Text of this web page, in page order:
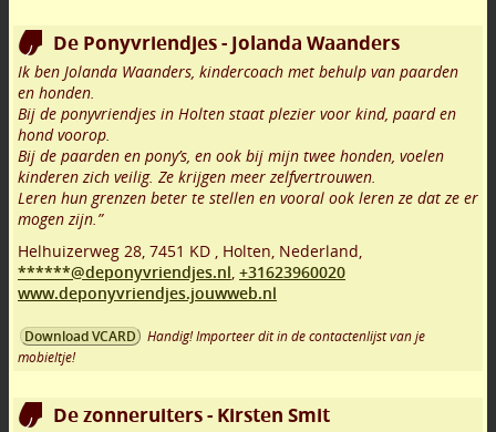
De Ponyvriendjes - Jolanda Waanders
Ik ben Jolanda Waanders, kindercoach met behulp van paarden
en honden.
Bij de ponyvriendjes in Holten staat plezier voor kind, paard en
hond voorop.
Bij de paarden en pony’s, en ook bij mijn twee honden, voelen
kinderen zich veilig. Ze krijgen meer zelfvertrouwen.
Leren hun grenzen beter te stellen en vooral ook leren ze dat ze er
mogen zijn.”
Helhuizerweg 28, 7451 KD , Holten, Nederland,
******@deponyvriendjes.nl, +31623960020
www.deponyvriendjes.jouwweb.nl
Download VCARD
Handig! Importeer dit in de contactenlijst van je
mobieltje!
De zonneruiters - Kirsten Smit